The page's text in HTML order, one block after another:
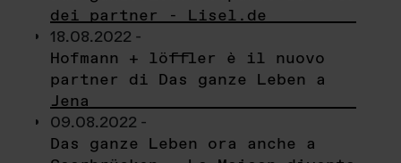
dei partner - Lisel.de
18.08.2022 -
Hofmann + löffler è il nuovo
partner di Das ganze Leben a
Jena
09.08.2022 -
Das ganze Leben ora anche a